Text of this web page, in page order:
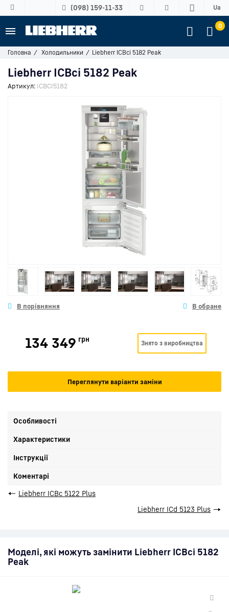
(098) 159-11-33 Ua
0
Головна Холодильники Liebherr ICBci 5182 Peak
Liebherr ICBci 5182 Peak
Артикул: ICBCI5182
134 349 грн Знято з виробництва
Переглянути варіанти заміни
Особливості
Характеристики
Інструкції
Коментарі
← Liebherr ICBc 5122 Plus
Liebherr ICd 5123 Plus →
Моделі, які можуть замінити Liebherr ICBci 5182
Peak